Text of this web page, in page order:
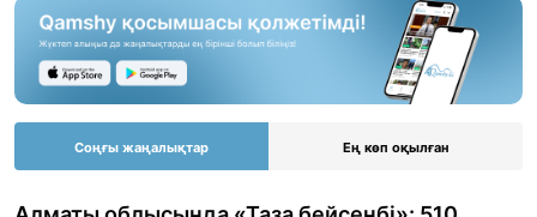
Соңғы жаңалықтар Ең көп оқылған